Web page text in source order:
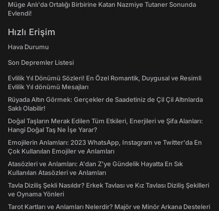
Müge Anlı'da Ortalığı Birbirine Katan Nazmiye Tutaner Sonunda
Evlendi!
Hızlı Erişim
Hava Durumu
Son Depremler Listesi
Evlilik Yıl Dönümü Sözleri! En Özel Romantik, Duygusal ve Resimli
Evlilik Yıl dönümü Mesajları
Rüyada Altın Görmek: Gerçekler de Saadetiniz de Çil Çil Altınlarda
Saklı Olabilir!
Doğal Taşların Merak Edilen Tüm Etkileri, Enerjileri ve Şifa Alanları:
Hangi Doğal Taş Ne İşe Yarar?
Emojilerin Anlamları: 2023 WhatsApp, Instagram ve Twitter'da En
Çok Kullanılan Emojiler ve Anlamları
Atasözleri ve Anlamları: A'dan Z'ye Gündelik Hayatta En Sık
Kullanılan Atasözleri ve Anlamları
Tavla Diziliş Şekli Nasıldır? Erkek Tavlası ve Kız Tavlası Diziliş Şekilleri
ve Oynama Yönleri
Tarot Kartları ve Anlamları Nelerdir? Majör ve Minör Arkana Desteleri